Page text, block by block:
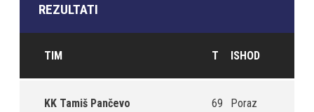
REZULTATI
TIM T ISHOD
KK Tamiš Pančevo 69 Poraz